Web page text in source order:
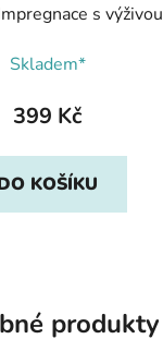
s výživou
Skladem*
399 Kč
KOŠÍKU
produkty